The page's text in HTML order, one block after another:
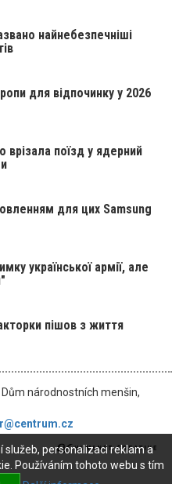
найнебезпечніші
для відпочинку у 2026
врізала поїзд у ядерний
для цих Samsung
української армії, але
пішов з життя
národnostních menšin,
personalizaci reklam a
Používáním tohoto webu s tím